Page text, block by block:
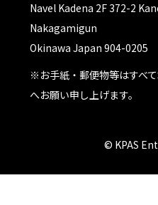
Navel Kadena 2F 372-2
Nakagamigun
Okinawa Japan 904-0205
※お手紙・郵便物等はすべ
へお願い申し上げます。
© KPAS